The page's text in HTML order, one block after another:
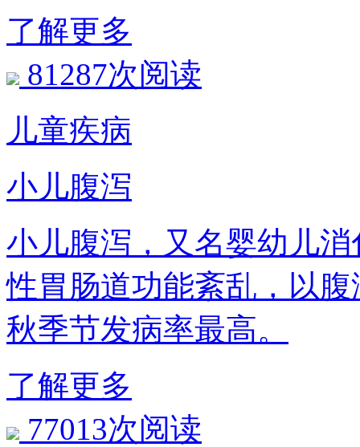
了解更多
81287次阅读
儿童疾病
小儿腹泻
小儿腹泻，又名婴幼儿
性胃肠道功能紊乱，以
秋季节发病率最高。
了解更多
77013次阅读